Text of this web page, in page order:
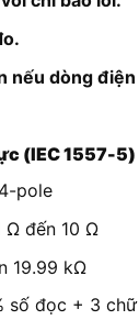
nếu dòng
(IEC 1557-5)
pole
Ω đến 10 Ω
19.99 kΩ
số đọc + 3 chữ